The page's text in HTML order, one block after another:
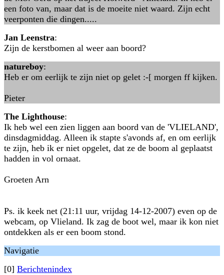
een foto van, maar dat is de moeite niet waard. Zijn echt
veerponten die dingen.....
Jan Leenstra:
Zijn de kerstbomen al weer aan boord?
natureboy:
Heb er om eerlijk te zijn niet op gelet :-[ morgen ff kijken.
Pieter
The Lighthouse:
Ik heb wel een zien liggen aan boord van de 'VLIELAND',
dinsdagmiddag. Alleen ik stapte s'avonds af, en om eerlijk
te zijn, heb ik er niet opgelet, dat ze de boom al geplaatst
hadden in vol ornaat.
Groeten Arn
Ps. ik keek net (21:11 uur, vrijdag 14-12-2007) even op de
webcam, op Vlieland. Ik zag de boot wel, maar ik kon niet
ontdekken als er een boom stond.
Navigatie
[0] Berichtenindex